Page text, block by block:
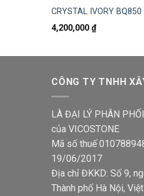
CRYSTAL IVORY BQ850
4,200,000 ₫
CÔNG TY TNHH
LÀ ĐẠI LÝ PHÂN
của VICOSTONE
Mã số thuế
19/06/2017
Địa chỉ ĐKKD: Số 9,
Thành phố Hà Nội,